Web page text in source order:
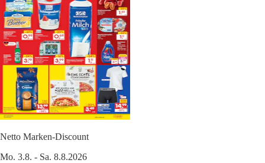
Netto Marken-Discount
Mo. 3.8. - Sa. 8.8.2026